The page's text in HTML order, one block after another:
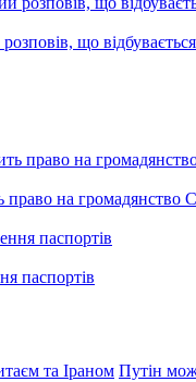
що
право на
паспортів
та Іраном Путін